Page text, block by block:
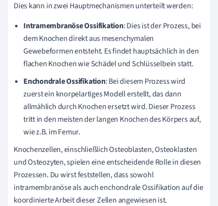
Dies kann in zwei Hauptmechanismen unterteilt werden:
Intramembranöse Ossifikation: Dies ist der Prozess, bei
dem Knochen direkt aus mesenchymalen
Gewebeformen entsteht. Es findet hauptsächlich in den
flachen Knochen wie Schädel und Schlüsselbein statt.
Enchondrale Ossifikation: Bei diesem Prozess wird
zuerst ein knorpelartiges Modell erstellt, das dann
allmählich durch Knochen ersetzt wird. Dieser Prozess
tritt in den meisten der langen Knochen des Körpers auf,
wie z.B. im Femur.
Knochenzellen, einschließlich Osteoblasten, Osteoklasten
und Osteozyten, spielen eine entscheidende Rolle in diesen
Prozessen. Du wirst feststellen, dass sowohl
intramembranöse als auch enchondrale Ossifikation auf die
koordinierte Arbeit dieser Zellen angewiesen ist.